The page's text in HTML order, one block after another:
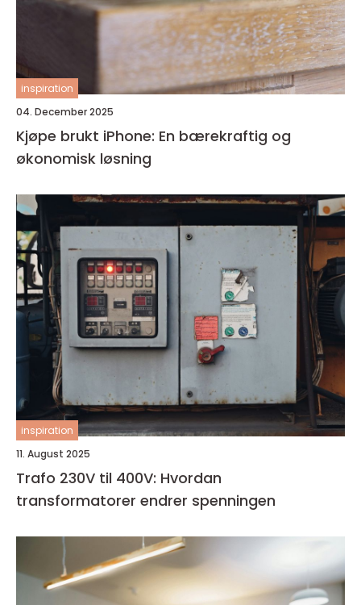
inspiration
04. December 2025
Kjøpe brukt iPhone: En bærekraftig og
økonomisk løsning
inspiration
11. August 2025
Trafo 230V til 400V: Hvordan
transformatorer endrer spenningen